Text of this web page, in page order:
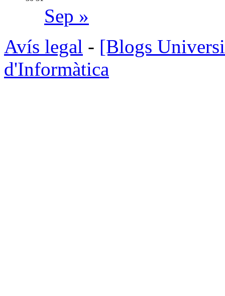
Sep »
Avís legal - [Blogs
d'Informàtica